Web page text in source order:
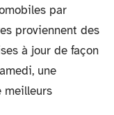
par
proviennent des
à jour de façon
une
meilleurs